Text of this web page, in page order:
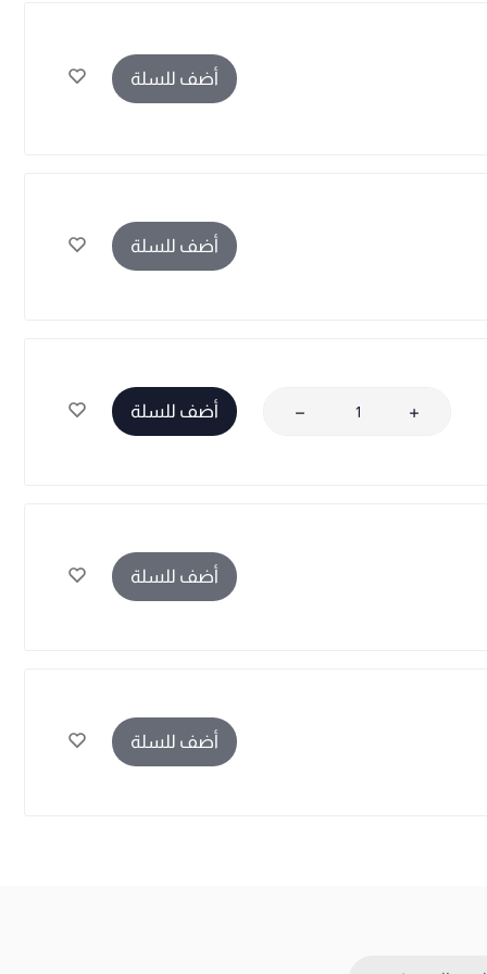
أضف للسلة
أضف للسلة
أضف للسلة
أضف للسلة
أضف للسلة